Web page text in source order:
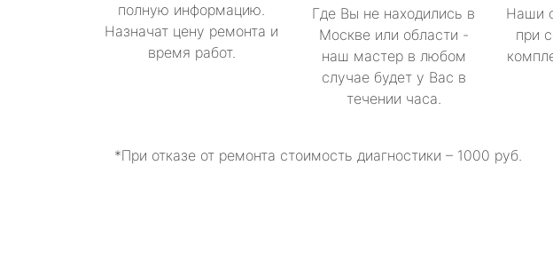
полную информацию.
Назначат цену ремонта и
время работ.
Где Вы не находились в
Москве или области -
наш мастер в любом
случае будет у Вас в
течении часа.
Наши
при
*При отказе от ремонта стоимость диагностики – 1000 руб.